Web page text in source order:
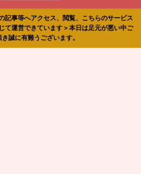
記事等へアクセス、閲覧、こちらのサービス
て運営できています＞本日は足元が悪い中ご
き誠に有難うございます。